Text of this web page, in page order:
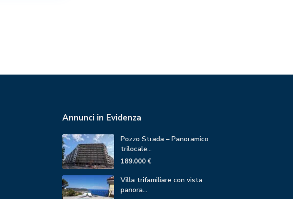
Annunci in Evidenza
Pozzo Strada – Panoramico
trilocale...
189.000 €
Villa trifamiliare con vista
panora...